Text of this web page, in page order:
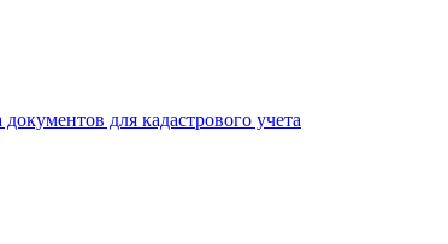
для кадастрового учета